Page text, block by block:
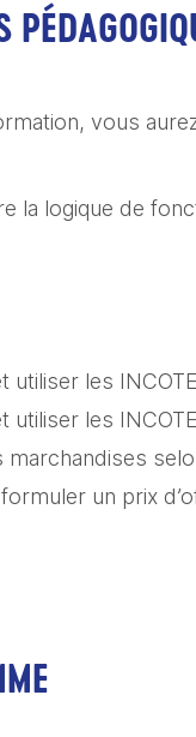
vous
la logique de
utiliser les
utiliser les
un prix